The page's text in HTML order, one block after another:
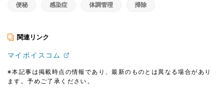
便秘 感染症 体調管理 掃除
関連リンク
マイボイスコム
※本記事は掲載時点の情報であり、最新のものとは異なる場合があり
ます。予めご了承ください。